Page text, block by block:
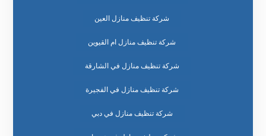
شركة تنظيف منازل العين
شركة تنظيف منازل ام القيوين
شركة تنظيف منازل في الشارقة
شركة تنظيف منازل في الفجيرة
شركة تنظيف منازل في دبي